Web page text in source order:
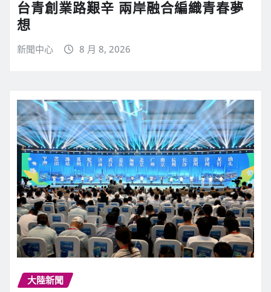
台青創業路艱辛 兩岸融合編織青春夢
想
新聞中心 8 月 8, 2026
大陸新聞